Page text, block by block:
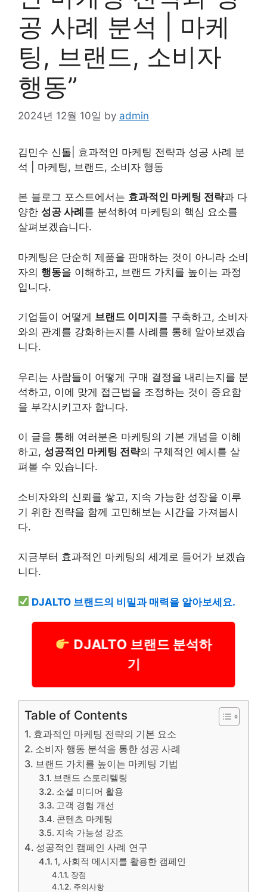
공 사례 분석 | 마케
팅, 브랜드, 소비자
행동”
2024년 12월 10일 by admin
김민수 신톨| 효과적인 마케팅 전략과 성공 사례 분
석 | 마케팅, 브랜드, 소비자 행동
본 블로그 포스트에서는 효과적인 마케팅 전략과 다
양한 성공 사례 를 분석하여 마케팅의 핵심 요소를
살펴보겠습니다.
마케팅은 단순히 제품을 판매하는 것이 아니라 소비
자의 행동을 이해하고, 브랜드 가치를 높이는 과정
입니다.
기업들이 어떻게 브랜드 이미지 를 구축하고, 소비자
와의 관계를 강화하는지를 사례를 통해 알아보겠습
니다.
우리는 사람들이 어떻게 구매 결정을 내리는지를 분
석하고, 이에 맞게 접근법을 조정하는 것이 중요함
을 부각시키고자 합니다.
이 글을 통해 여러분은 마케팅의 기본 개념을 이해
하고, 성공적인 마케팅 전략의 구체적인 예시를 살
펴볼 수 있습니다.
소비자와의 신뢰를 쌓고, 지속 가능한 성장을 이루
기 위한 전략을 함께 고민해보는 시간을 가져봅시
다.
지금부터 효과적인 마케팅의 세계로 들어가 보겠습
니다.
DJALTO 브랜드의 비밀과 매력을 알아보세요.
DJALTO 브랜드 분석하
기
Table of Contents
효과적인 마케팅 전략의 기본 요소
소비자 행동 분석을 통한 성공 사례
브랜드 가치를 높이는 마케팅 기법
브랜드 스토리텔링
소셜 미디어 활용
고객 경험 개선
콘텐츠 마케팅
지속 가능성 강조
성공적인 캠페인 사례 연구
1, 사회적 메시지를 활용한 캠페인
장점
주의사항